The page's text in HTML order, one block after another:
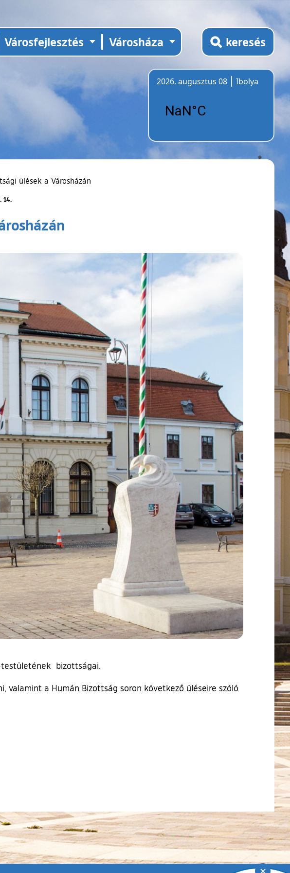
Városfejlesztés Városháza keresés
2026. augusztus 08
Ibolya
ülések a Városházán
14.
testületének bizottságai.
valamint a Humán Bizottság soron következő üléseire szóló